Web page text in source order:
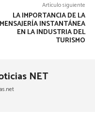
Artículo siguiente
LA IMPORTANCIA DE LA
MENSAJERÍA INSTANTÁNEA
EN LA INDUSTRIA DEL
TURISMO
NET